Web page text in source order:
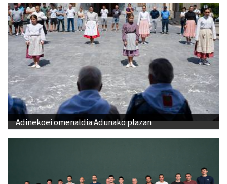
Adinekoei omenaldia Adunako plazan